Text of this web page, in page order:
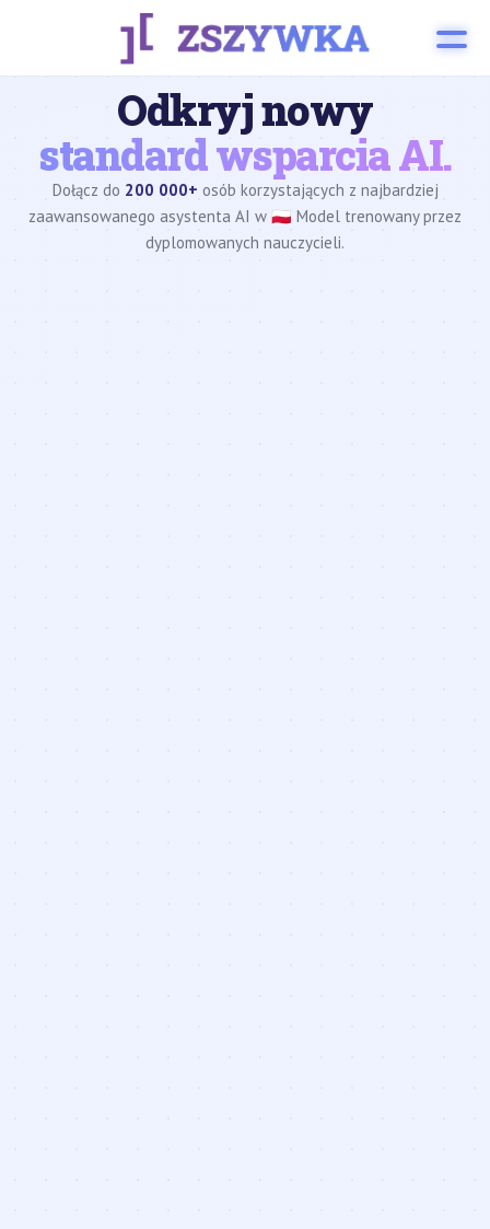
Odkryj nowy
standard wsparcia AI.
Dołącz do 200 000+ osób korzystających z najbardziej
zaawansowanego asystenta AI w 🇵🇱 Model trenowany przez
dyplomowanych nauczycieli.